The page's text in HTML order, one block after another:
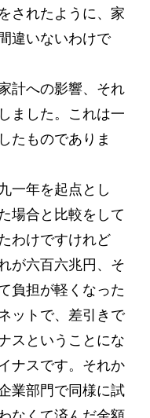
されたように、家
違いないわけで
計への影響、それ
ました。これは一
たものでありま
一年を起点とし
場合と比較をして
わけですけれど
が六百六兆円、そ
負担が軽くなった
ットで、差引きで
スということにな
ナスです。それか
業部門で同様に試